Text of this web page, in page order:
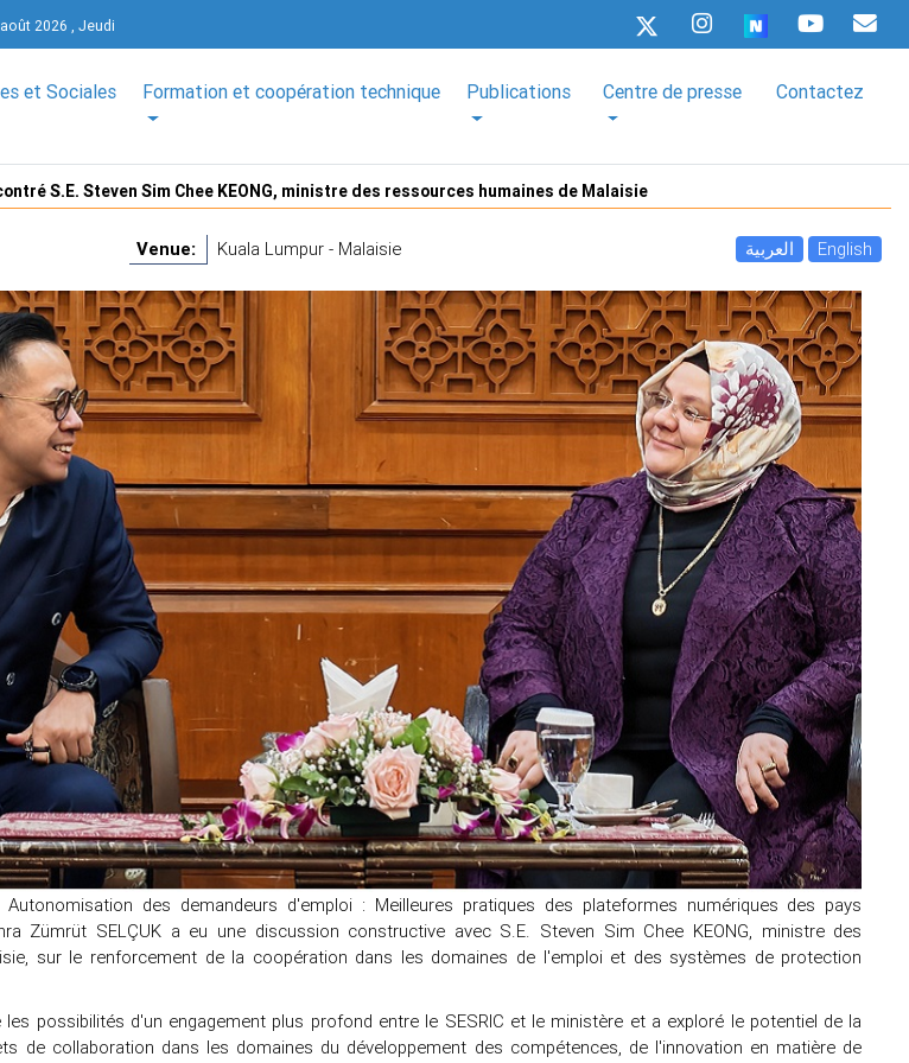
2026 , Jeudi
et Sociales Formation et coopération technique Publications Centre de presse Contactez
S.E. Steven Sim Chee KEONG, ministre des ressources humaines de Malaisie
Venue: Kuala Lumpur - Malaisie العربية English
des demandeurs d'emploi : Meilleures pratiques des plateformes numériques des pays
Zümrüt SELÇUK a eu une discussion constructive avec S.E. Steven Sim Chee KEONG, ministre des
sur le renforcement de la coopération dans les domaines de l'emploi et des systèmes de protection
possibilités d'un engagement plus profond entre le SESRIC et le ministère et a exploré le potentiel de la
de collaboration dans les domaines du développement des compétences, de l'innovation en matière de